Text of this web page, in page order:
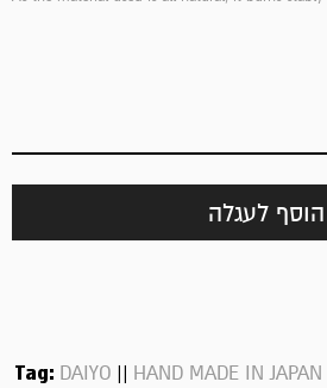
הוסף לעגלה
Tag: DAIYO || HAND MADE IN JAPAN